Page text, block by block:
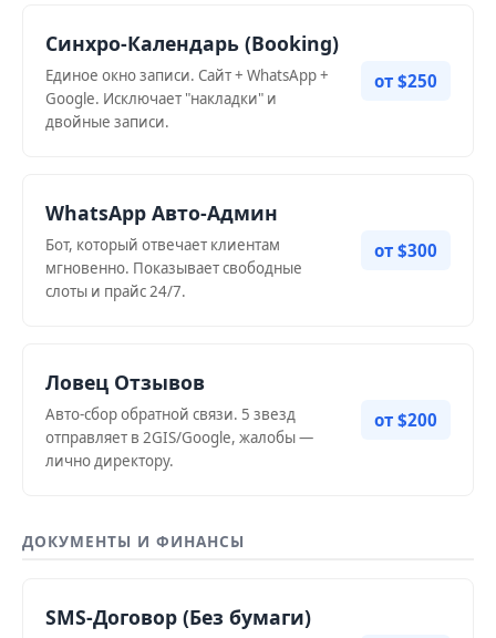
Синхро-Календарь (Booking)
Единое окно записи. Сайт + WhatsApp +
Google. Исключает "накладки" и
двойные записи.
от $250
WhatsApp Авто-Админ
Бот, который отвечает клиентам
мгновенно. Показывает свободные
слоты и прайс 24/7.
от $300
Ловец Отзывов
Авто-сбор обратной связи. 5 звезд
отправляет в 2GIS/Google, жалобы —
лично директору.
от $200
ДОКУМЕНТЫ И ФИНАНСЫ
SMS-Договор (Без бумаги)